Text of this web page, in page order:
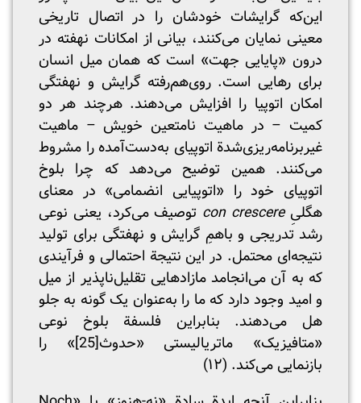
این‌که گرایشات خودشان را در اتصال تاریخی
معینی نمایان می‌کنند، بیانی از امکانات نهفته در
درون «پایایی جهت» است که همان میل انسان
برای رهایی است. روی‌هم‌رفته گرایش و نهفتگی
امکان اتوپیا را افزایش می‌دهند. هرچند هر دو
کمیت – در ماهیت نامتعین خویش – ماهیت
غیربرنامه‌ریزی‌شدة اتوپیای به‌دست‌آمده را مشروط
می‌کنند. همین توضیح می‌دهد که چرا بلوخ
اتوپیای خود را «اتوپیایی انضمامی» در معنای
هگلیِcon crescere توصیف می‌کرد، یعنی نوعی
رشد تدریجی و باهمِ گرایش و نهفتگی برای تولید
نتیجه‌ای محتمل. در این نتیجة احتمالی و فرآیندی
که به آن می‌انجامد مازادهایی تقلیل‌ناپذیر از میل
و امید وجود دارد که ما را به‌عنوان یک گونه به جلو
هل می‌دهند. بنابراین فلسفة بلوخ نوعی
«متافیزیک» ماتریالیستی «حدوث[25]
» را
بازنمایی می‌کند. (۱۲)